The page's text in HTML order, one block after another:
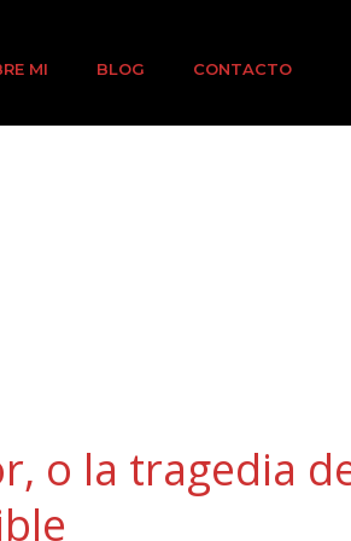
MI BLOG CONTACTO
o la tragedia